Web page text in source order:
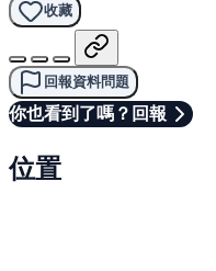
收藏
回報資料問題
你也看到了嗎？回報
位置